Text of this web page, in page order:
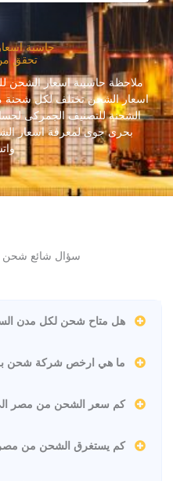
حاسبة
تحقق
ملاحظة حاسبىة اسعار الشحن
اسعار الشحن تختلف لكل شحنة
الشحنة للتصنيف الجمركى
بحرى جوى لمعرفة اسعار
سؤال شائع شحن
هل متاح شحن لكل مدن
ما هي ارخص شركة شحن
كم سعر الشحن من مصر
كم يستغرق الشحن من مصر